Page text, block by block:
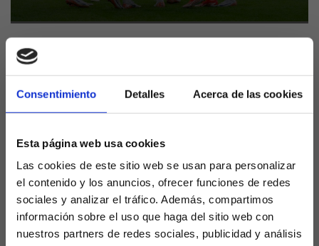
Consentimiento Detalles Acerca de las cookies
Esta página web usa cookies
Las cookies de este sitio web se usan para personalizar
el contenido y los anuncios, ofrecer funciones de redes
sociales y analizar el tráfico. Además, compartimos
información sobre el uso que haga del sitio web con
nuestros partners de redes sociales, publicidad y análisis
La Selección Española logró un nuevo triunfo ,en su
Olímpicos, ante República Dominicana, para
certificar su clasificación para los cuartos de final
cuadrante.
La Roja superó a Rep. Dominicana por 3-1 con goles
de los dos campeones de Europa, Fermín y Baena,
además de otro más de Miguel Gutiérrez para
certificar el triunfo.